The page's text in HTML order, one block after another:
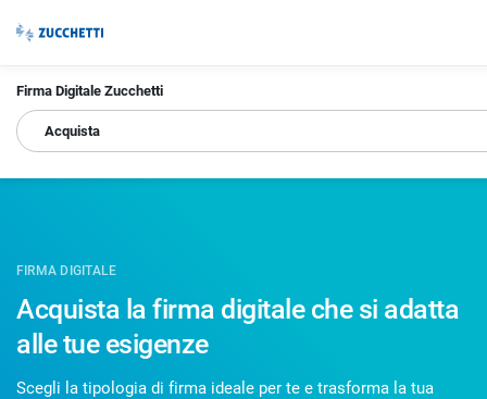
Firma Digitale Zucchetti
Acquista
FIRMA DIGITALE
Acquista la firma digitale che si adatta
alle tue esigenze
Scegli la tipologia di firma ideale per te e trasforma la tua